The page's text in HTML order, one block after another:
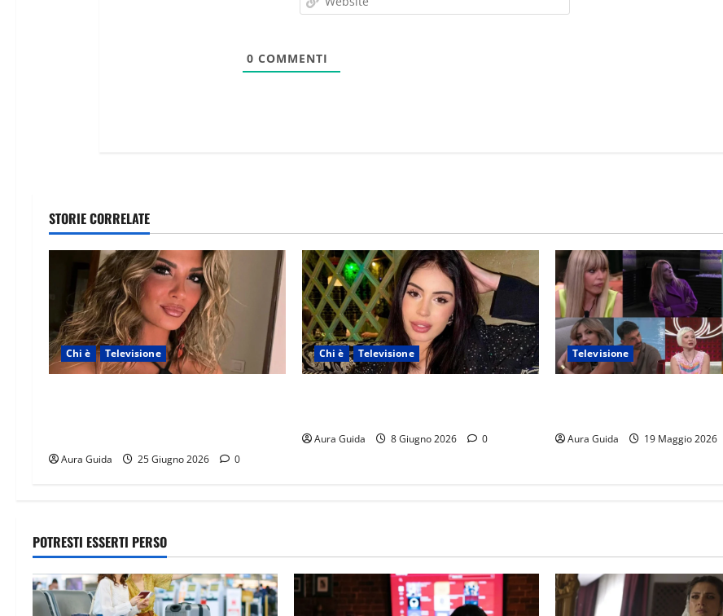
0 COMMENTI
STORIE CORRELATE
Chi è Televisione
Aura Guida 25 Giugno 2026 0
Chi è Televisione
Aura Guida 8 Giugno 2026 0
Televisione
Aura Guida 19 Maggio 2026
POTRESTI ESSERTI PERSO